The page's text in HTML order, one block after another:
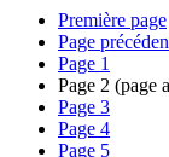
Première page
Page
Page 1
Page 2 (page
Page 3
Page 4
Page 5